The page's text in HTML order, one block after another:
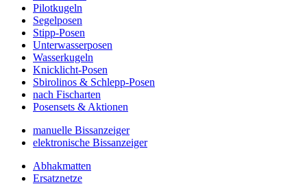
Pilotkugeln
Segelposen
Stipp-Posen
Unterwasserposen
Wasserkugeln
Knicklicht-Posen
Sbirolinos & Schlepp-Posen
nach Fischarten
Posensets & Aktionen
manuelle Bissanzeiger
elektronische Bissanzeiger
Abhakmatten
Ersatznetze